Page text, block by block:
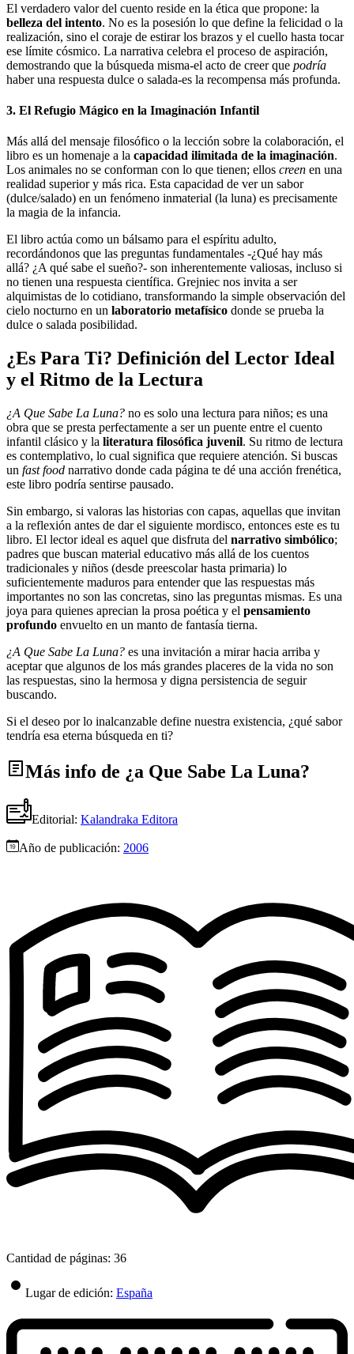
El verdadero valor del cuento reside en la ética que propone: la
belleza del intento. No es la posesión lo que define la felicidad o la
realización, sino el coraje de estirar los brazos y el cuello hasta tocar
ese límite cósmico. La narrativa celebra el proceso de aspiración,
demostrando que la búsqueda misma-el acto de creer que podría
haber una respuesta dulce o salada-es la recompensa más profunda.
3. El Refugio Mágico en la Imaginación Infantil
Más allá del mensaje filosófico o la lección sobre la colaboración, el
libro es un homenaje a la capacidad ilimitada de la imaginación.
Los animales no se conforman con lo que tienen; ellos creen en una
realidad superior y más rica. Esta capacidad de ver un sabor
(dulce/salado) en un fenómeno inmaterial (la luna) es precisamente
la magia de la infancia.
El libro actúa como un bálsamo para el espíritu adulto,
recordándonos que las preguntas fundamentales -¿Qué hay más
allá? ¿A qué sabe el sueño?- son inherentemente valiosas, incluso si
no tienen una respuesta científica. Grejniec nos invita a ser
alquimistas de lo cotidiano, transformando la simple observación del
cielo nocturno en un laboratorio metafísico donde se prueba la
dulce o salada posibilidad.
¿Es Para Ti? Definición del Lector Ideal
y el Ritmo de la Lectura
¿A Que Sabe La Luna? no es solo una lectura para niños; es una
obra que se presta perfectamente a ser un puente entre el cuento
infantil clásico y la literatura filosófica juvenil. Su ritmo de lectura
es contemplativo, lo cual significa que requiere atención. Si buscas
un fast food narrativo donde cada página te dé una acción frenética,
este libro podría sentirse pausado.
Sin embargo, si valoras las historias con capas, aquellas que invitan
a la reflexión antes de dar el siguiente mordisco, entonces este es tu
libro. El lector ideal es aquel que disfruta del narrativo simbólico;
padres que buscan material educativo más allá de los cuentos
tradicionales y niños (desde preescolar hasta primaria) lo
suficientemente maduros para entender que las respuestas más
importantes no son las concretas, sino las preguntas mismas. Es una
joya para quienes aprecian la prosa poética y el pensamiento
profundo envuelto en un manto de fantasía tierna.
¿A Que Sabe La Luna? es una invitación a mirar hacia arriba y
aceptar que algunos de los más grandes placeres de la vida no son
las respuestas, sino la hermosa y digna persistencia de seguir
buscando.
Si el deseo por lo inalcanzable define nuestra existencia, ¿qué sabor
tendría esa eterna búsqueda en ti?
Más info de ¿a Que Sabe La Luna?
Editorial: Kalandraka Editora
Año de publicación: 2006
Cantidad de páginas: 36
Lugar de edición: España